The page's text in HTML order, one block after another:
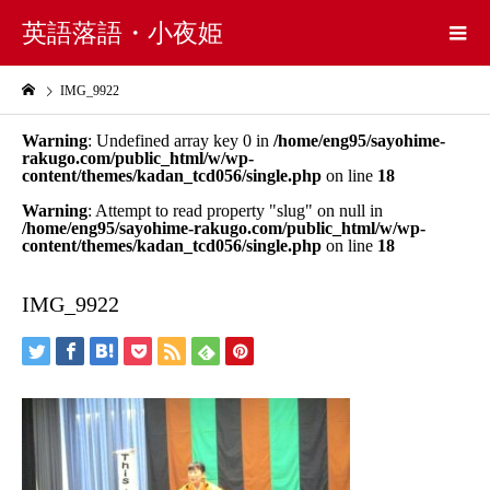
英語落語・小夜姫
IMG_9922
Warning: Undefined array key 0 in /home/eng95/sayohime-
rakugo.com/public_html/w/wp-
content/themes/kadan_tcd056/single.php on line 18
Warning: Attempt to read property "slug" on null in
/home/eng95/sayohime-rakugo.com/public_html/w/wp-
content/themes/kadan_tcd056/single.php on line 18
IMG_9922